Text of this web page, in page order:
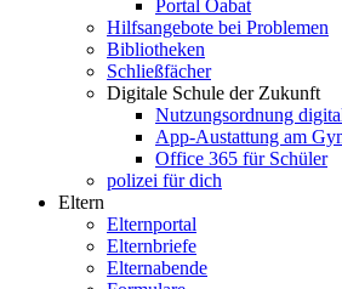
Portal Oabat
Hilfsangebote bei Problemen
Bibliotheken
Schließfächer
Digitale Schule der Zukunft
Nutzungsordnung
App-Austattung am
Office 365 für Schüler
polizei für dich
Eltern
Elternportal
Elternbriefe
Elternabende